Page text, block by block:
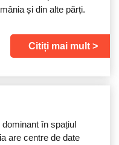
și din alte părți.
Citiți mai mult
în spațiul
are centre de date